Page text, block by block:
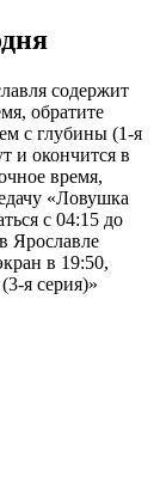
содержит
обратите
с глубины (1-я
и окончится в
время,
«Ловушка
с 04:15 до
Ярославле
в 19:50,
я серия)»